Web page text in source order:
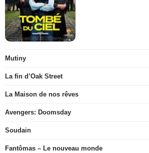
Mutiny
La fin d’Oak Street
La Maison de nos rêves
Avengers: Doomsday
Soudain
Fantômas – Le nouveau monde